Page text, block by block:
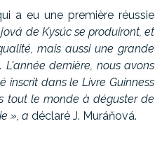
a eu une première réussie
de Kysúc se produiront, et
mais aussi une grande
dernière, nous avons
dans le Livre Guinness
tout le monde à déguster de
», a déclaré J. Muráňová.